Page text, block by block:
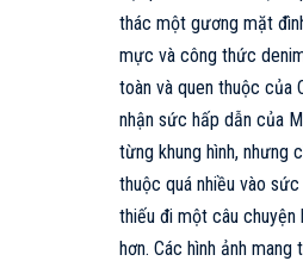
thác một gương mặt
mực và công thức
toàn và quen thuộc của
nhận sức hấp dẫn của
từng khung hình, nhưng
thuộc quá nhiều vào
thiếu đi một câu
hơn. Các hình ảnh